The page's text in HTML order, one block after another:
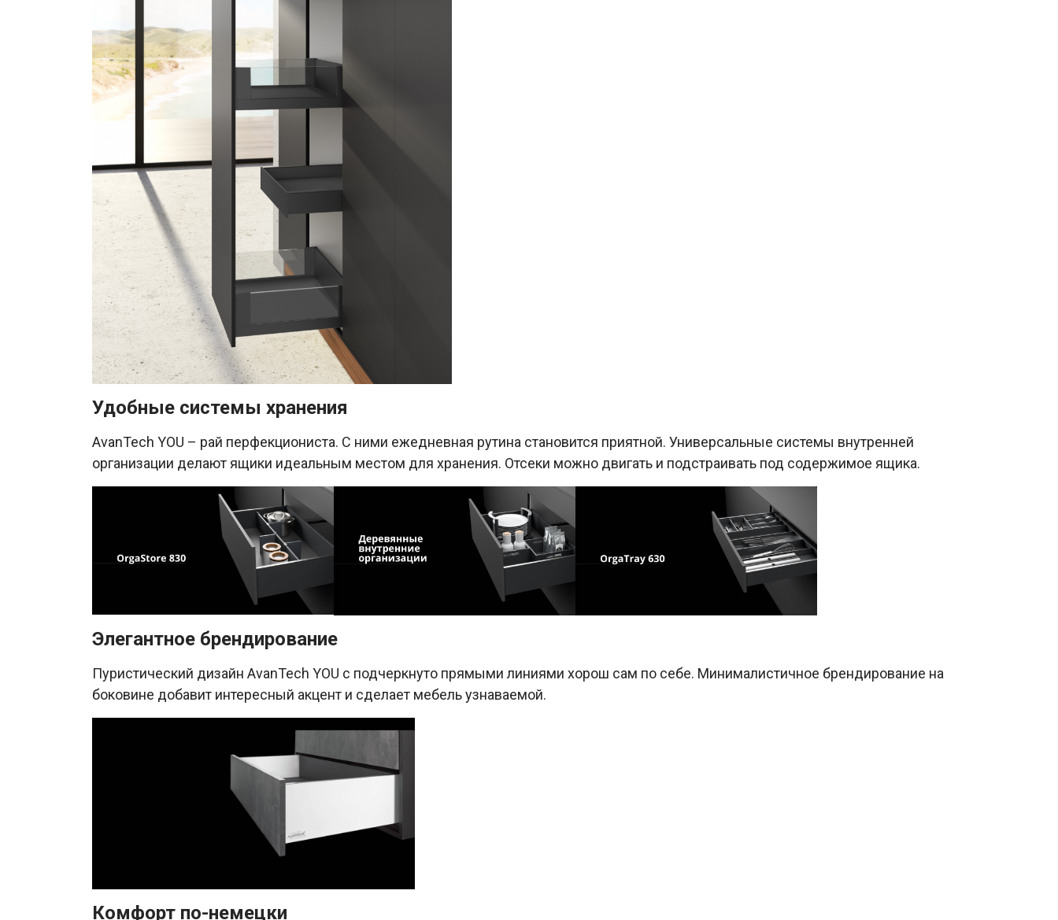
Удобные системы хранения
AvanTech YOU – рай перфекциониста. С ними ежедневная рутина становится приятной. Универсальные системы внутренней
организации делают ящики идеальным местом для хранения. Отсеки можно двигать и подстраивать под содержимое ящика.
Элегантное брендирование
Пуристический дизайн AvanTech YOU с подчеркнуто прямыми линиями хорош сам по себе. Минималистичное брендирование на
боковине добавит интересный акцент и сделает мебель узнаваемой.
Комфорт по-немецки